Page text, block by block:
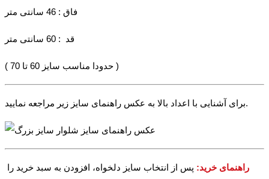
فاق : 46 سانتی متر
قد : 60 سانتی متر
( حدودا مناسب سایز 60 تا 70 )
برای آشنایی با اعداد بالا به عکس راهنمای سایز زیر مراجعه نمایید.
راهنمای خرید: پس از انتخاب سایز دلخواه، افزودن به سبد خرید را